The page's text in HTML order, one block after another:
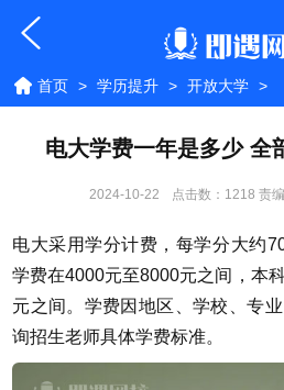
首页 > 学历提升 > 开放大学 >
电大学费一年是多少 全
2024-10-22 点击数： 1218 责
电大采用学分计费，每学分大约
学费在4000元至8000元之间，本
元之间。学费因地区、学校、专
询招生老师具体学费标准。